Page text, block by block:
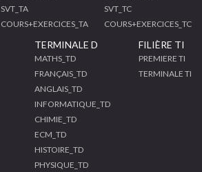
SVT_TA
COURS+EXERCICES_TA
SVT_TC
COURS+EXERCICES_TC
TERMINALE D
MATHS_TD
FRANÇAIS_TD
ANGLAIS_TD
INFORMATIQUE_TD
CHIMIE_TD
ECM_TD
HISTOIRE_TD
PHYSIQUE_TD
FILIÈRE TI
PREMIERE TI
TERMINALE TI